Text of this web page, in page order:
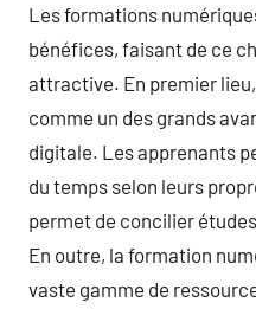
Les formations
bénéfices, faisant de ce
attractive. En premier
comme un des grands
digitale. Les apprenants
du temps selon leurs
permet de concilier
En outre, la formation
vaste gamme de